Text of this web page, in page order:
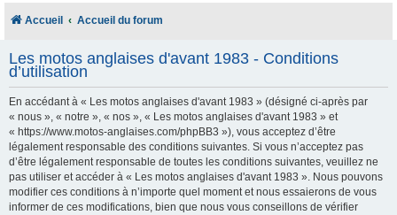
Accueil Accueil du forum
Les motos anglaises d'avant 1983 - Conditions
d’utilisation
En accédant à « Les motos anglaises d'avant 1983 » (désigné ci-après par
« nous », « notre », « nos », « Les motos anglaises d'avant 1983 » et
« https://www.motos-anglaises.com/phpBB3 »), vous acceptez d’être
légalement responsable des conditions suivantes. Si vous n’acceptez pas
d’être légalement responsable de toutes les conditions suivantes, veuillez ne
pas utiliser et accéder à « Les motos anglaises d'avant 1983 ». Nous pouvons
modifier ces conditions à n’importe quel moment et nous essaierons de vous
informer de ces modifications, bien que nous vous conseillons de vérifier